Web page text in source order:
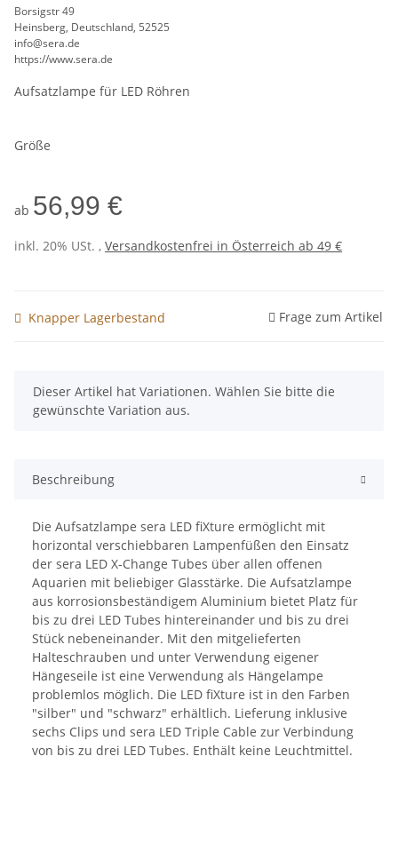
Borsigstr 49
Heinsberg, Deutschland, 52525
info@sera.de
https://www.sera.de
Aufsatzlampe für LED Röhren
Größe
ab 56,99 €
inkl. 20% USt. , Versandkostenfrei in Österreich ab 49 €
Knapper Lagerbestand Frage zum Artikel
x
Dieser Artikel hat Variationen. Wählen Sie bitte die
gewünschte Variation aus.
Beschreibung
Die Aufsatzlampe sera LED fiXture ermöglicht mit
horizontal verschiebbaren Lampenfüßen den Einsatz
der sera LED X-Change Tubes über allen offenen
Aquarien mit beliebiger Glasstärke. Die Aufsatzlampe
aus korrosionsbeständigem Aluminium bietet Platz für
bis zu drei LED Tubes hintereinander und bis zu drei
Stück nebeneinander. Mit den mitgelieferten
Halteschrauben und unter Verwendung eigener
Hängeseile ist eine Verwendung als Hängelampe
problemlos möglich. Die LED fiXture ist in den Farben
"silber" und "schwarz" erhältlich. Lieferung inklusive
sechs Clips und sera LED Triple Cable zur Verbindung
von bis zu drei LED Tubes. Enthält keine Leuchtmittel.